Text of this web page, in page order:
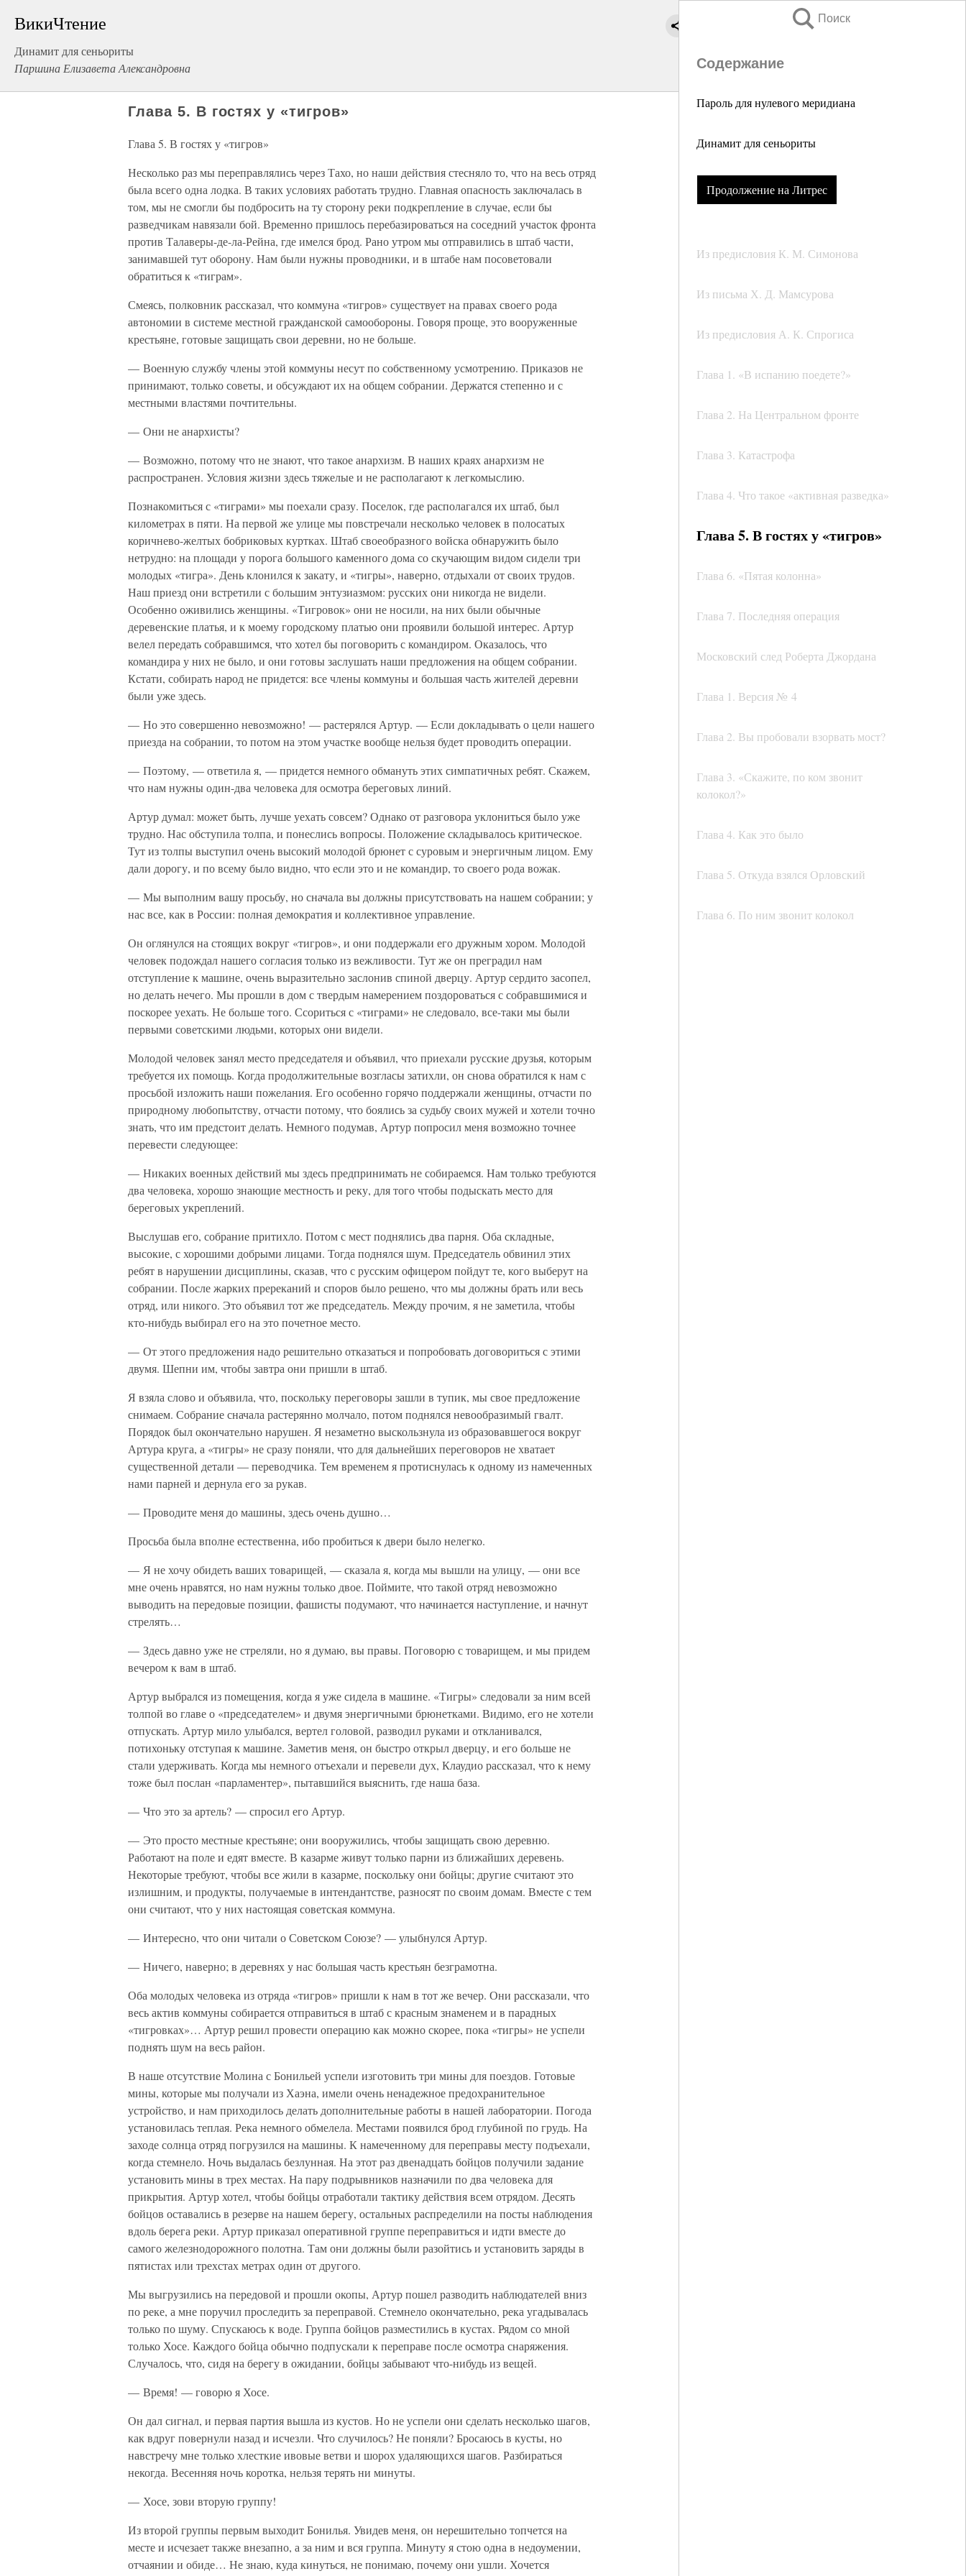
ВикиЧтение
Динамит для сеньориты
Паршина Елизавета Александровна
Поиск
Содержание
Пароль для нулевого меридиана
Динамит для сеньориты
Продолжение на Литрес
Из предисловия К. М. Симонова
Из письма Х. Д. Мамсурова
Из предисловия А. К. Спрогиса
Глава 1. «В испанию поедете?»
Глава 2. На Центральном фронте
Глава 3. Катастрофа
Глава 4. Что такое «активная разведка»
Глава 5. В гостях у «тигров»
Глава 6. «Пятая колонна»
Глава 7. Последняя операция
Московский след Роберта Джордана
Глава 1. Версия № 4
Глава 2. Вы пробовали взорвать мост?
Глава 3. «Скажите, по ком звонит
колокол?»
Глава 4. Как это было
Глава 5. Откуда взялся Орловский
Глава 6. По ним звонит колокол
Глава 5. В гостях у «тигров»
Глава 5. В гостях у «тигров»
Несколько раз мы переправлялись через Тахо, но наши действия стесняло то, что на весь отряд
была всего одна лодка. В таких условиях работать трудно. Главная опасность заключалась в
том, мы не смогли бы подбросить на ту сторону реки подкрепление в случае, если бы
разведчикам навязали бой. Временно пришлось перебазироваться на соседний участок фронта
против Талаверы-де-ла-Рейна, где имелся брод. Рано утром мы отправились в штаб части,
занимавшей тут оборону. Нам были нужны проводники, и в штабе нам посоветовали
обратиться к «тиграм».
Смеясь, полковник рассказал, что коммуна «тигров» существует на правах своего рода
автономии в системе местной гражданской самообороны. Говоря проще, это вооруженные
крестьяне, готовые защищать свои деревни, но не больше.
— Военную службу члены этой коммуны несут по собственному усмотрению. Приказов не
принимают, только советы, и обсуждают их на общем собрании. Держатся степенно и с
местными властями почтительны.
— Они не анархисты?
— Возможно, потому что не знают, что такое анархизм. В наших краях анархизм не
распространен. Условия жизни здесь тяжелые и не располагают к легкомыслию.
Познакомиться с «тиграми» мы поехали сразу. Поселок, где располагался их штаб, был
километрах в пяти. На первой же улице мы повстречали несколько человек в полосатых
коричнево-желтых бобриковых куртках. Штаб своеобразного войска обнаружить было
нетрудно: на площади у порога большого каменного дома со скучающим видом сидели три
молодых «тигра». День клонился к закату, и «тигры», наверно, отдыхали от своих трудов.
Наш приезд они встретили с большим энтузиазмом: русских они никогда не видели.
Особенно оживились женщины. «Тигровок» они не носили, на них были обычные
деревенские платья, и к моему городскому платью они проявили большой интерес. Артур
велел передать собравшимся, что хотел бы поговорить с командиром. Оказалось, что
командира у них не было, и они готовы заслушать наши предложения на общем собрании.
Кстати, собирать народ не придется: все члены коммуны и большая часть жителей деревни
были уже здесь.
— Но это совершенно невозможно! — растерялся Артур. — Если докладывать о цели нашего
приезда на собрании, то потом на этом участке вообще нельзя будет проводить операции.
— Поэтому, — ответила я, — придется немного обмануть этих симпатичных ребят. Скажем,
что нам нужны один-два человека для осмотра береговых линий.
Артур думал: может быть, лучше уехать совсем? Однако от разговора уклониться было уже
трудно. Нас обступила толпа, и понеслись вопросы. Положение складывалось критическое.
Тут из толпы выступил очень высокий молодой брюнет с суровым и энергичным лицом. Ему
дали дорогу, и по всему было видно, что если это и не командир, то своего рода вожак.
— Мы выполним вашу просьбу, но сначала вы должны присутствовать на нашем собрании; у
нас все, как в России: полная демократия и коллективное управление.
Он оглянулся на стоящих вокруг «тигров», и они поддержали его дружным хором. Молодой
человек подождал нашего согласия только из вежливости. Тут же он преградил нам
отступление к машине, очень выразительно заслонив спиной дверцу. Артур сердито засопел,
но делать нечего. Мы прошли в дом с твердым намерением поздороваться с собравшимися и
поскорее уехать. Не больше того. Ссориться с «тиграми» не следовало, все-таки мы были
первыми советскими людьми, которых они видели.
Молодой человек занял место председателя и объявил, что приехали русские друзья, которым
требуется их помощь. Когда продолжительные возгласы затихли, он снова обратился к нам с
просьбой изложить наши пожелания. Его особенно горячо поддержали женщины, отчасти по
природному любопытству, отчасти потому, что боялись за судьбу своих мужей и хотели точно
знать, что им предстоит делать. Немного подумав, Артур попросил меня возможно точнее
перевести следующее:
— Никаких военных действий мы здесь предпринимать не собираемся. Нам только требуются
два человека, хорошо знающие местность и реку, для того чтобы подыскать место для
береговых укреплений.
Выслушав его, собрание притихло. Потом с мест поднялись два парня. Оба складные,
высокие, с хорошими добрыми лицами. Тогда поднялся шум. Председатель обвинил этих
ребят в нарушении дисциплины, сказав, что с русским офицером пойдут те, кого выберут на
собрании. После жарких пререканий и споров было решено, что мы должны брать или весь
отряд, или никого. Это объявил тот же председатель. Между прочим, я не заметила, чтобы
кто-нибудь выбирал его на это почетное место.
— От этого предложения надо решительно отказаться и попробовать договориться с этими
двумя. Шепни им, чтобы завтра они пришли в штаб.
Я взяла слово и объявила, что, поскольку переговоры зашли в тупик, мы свое предложение
снимаем. Собрание сначала растерянно молчало, потом поднялся невообразимый гвалт.
Порядок был окончательно нарушен. Я незаметно выскользнула из образовавшегося вокруг
Артура круга, а «тигры» не сразу поняли, что для дальнейших переговоров не хватает
существенной детали — переводчика. Тем временем я протиснулась к одному из намеченных
нами парней и дернула его за рукав.
— Проводите меня до машины, здесь очень душно…
Просьба была вполне естественна, ибо пробиться к двери было нелегко.
— Я не хочу обидеть ваших товарищей, — сказала я, когда мы вышли на улицу, — они все
мне очень нравятся, но нам нужны только двое. Поймите, что такой отряд невозможно
выводить на передовые позиции, фашисты подумают, что начинается наступление, и начнут
стрелять…
— Здесь давно уже не стреляли, но я думаю, вы правы. Поговорю с товарищем, и мы придем
вечером к вам в штаб.
Артур выбрался из помещения, когда я уже сидела в машине. «Тигры» следовали за ним всей
толпой во главе о «председателем» и двумя энергичными брюнетками. Видимо, его не хотели
отпускать. Артур мило улыбался, вертел головой, разводил руками и откланивался,
потихоньку отступая к машине. Заметив меня, он быстро открыл дверцу, и его больше не
стали удерживать. Когда мы немного отъехали и перевели дух, Клаудио рассказал, что к нему
тоже был послан «парламентер», пытавшийся выяснить, где наша база.
— Что это за артель? — спросил его Артур.
— Это просто местные крестьяне; они вооружились, чтобы защищать свою деревню.
Работают на поле и едят вместе. В казарме живут только парни из ближайших деревень.
Некоторые требуют, чтобы все жили в казарме, поскольку они бойцы; другие считают это
излишним, и продукты, получаемые в интендантстве, разносят по своим домам. Вместе с тем
они считают, что у них настоящая советская коммуна.
— Интересно, что они читали о Советском Союзе? — улыбнулся Артур.
— Ничего, наверно; в деревнях у нас большая часть крестьян безграмотна.
Оба молодых человека из отряда «тигров» пришли к нам в тот же вечер. Они рассказали, что
весь актив коммуны собирается отправиться в штаб с красным знаменем и в парадных
«тигровках»… Артур решил провести операцию как можно скорее, пока «тигры» не успели
поднять шум на весь район.
В наше отсутствие Молина с Бонильей успели изготовить три мины для поездов. Готовые
мины, которые мы получали из Хаэна, имели очень ненадежное предохранительное
устройство, и нам приходилось делать дополнительные работы в нашей лаборатории. Погода
установилась теплая. Река немного обмелела. Местами появился брод глубиной по грудь. На
заходе солнца отряд погрузился на машины. К намеченному для переправы месту подъехали,
когда стемнело. Ночь выдалась безлунная. На этот раз двенадцать бойцов получили задание
установить мины в трех местах. На пару подрывников назначили по два человека для
прикрытия. Артур хотел, чтобы бойцы отработали тактику действия всем отрядом. Десять
бойцов оставались в резерве на нашем берегу, остальных распределили на посты наблюдения
вдоль берега реки. Артур приказал оперативной группе переправиться и идти вместе до
самого железнодорожного полотна. Там они должны были разойтись и установить заряды в
пятистах или трехстах метрах один от другого.
Мы выгрузились на передовой и прошли окопы, Артур пошел разводить наблюдателей вниз
по реке, а мне поручил проследить за переправой. Стемнело окончательно, река угадывалась
только по шуму. Спускаюсь к воде. Группа бойцов разместились в кустах. Рядом со мной
только Хосе. Каждого бойца обычно подпускали к переправе после осмотра снаряжения.
Случалось, что, сидя на берегу в ожидании, бойцы забывают что-нибудь из вещей.
— Время! — говорю я Хосе.
Он дал сигнал, и первая партия вышла из кустов. Но не успели они сделать несколько шагов,
как вдруг повернули назад и исчезли. Что случилось? Не поняли? Бросаюсь в кусты, но
навстречу мне только хлесткие ивовые ветви и шорох удаляющихся шагов. Разбираться
некогда. Весенняя ночь коротка, нельзя терять ни минуты.
— Хосе, зови вторую группу!
Из второй группы первым выходит Бонилья. Увидев меня, он нерешительно топчется на
месте и исчезает также внезапно, а за ним и вся группа. Минуту я стою одна в недоумении,
отчаянии и обиде… Не знаю, куда кинуться, не понимаю, почему они ушли. Хочется